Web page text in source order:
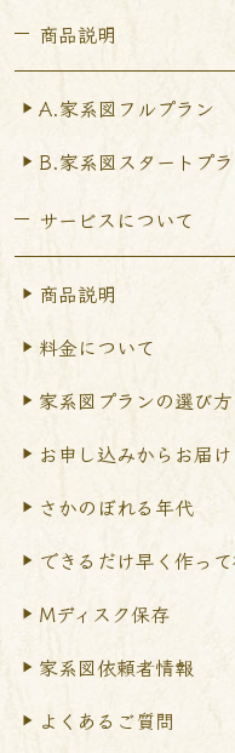
商品説明
A.家系図フルプラン
B.家系図スタートプ
サービスについて
商品説明
料金について
家系図プランの選び方
お申し込みからお届
さかのぼれる年代
できるだけ早く作って
Mディスク保存
家系図依頼者情報
よくあるご質問